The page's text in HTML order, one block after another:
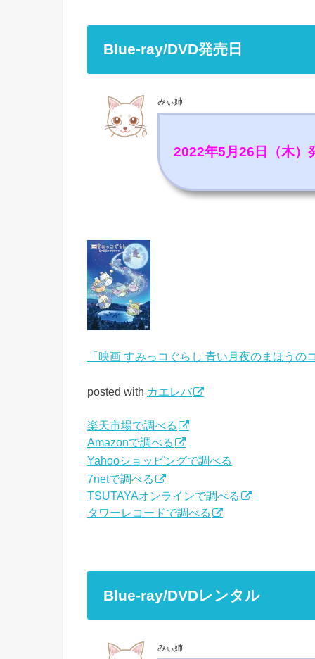
Blue-ray/DVD発売日
みぃ姉
2022年5月26日（木）
「映画 すみっコぐらし 青い月夜のまほうの
posted with カエレバ
楽天市場で調べる
Amazonで調べる
Yahooショッピングで調べる
7netで調べる
TSUTAYAオンラインで調べる
タワーレコードで調べる
Blue-ray/DVDレンタル
みぃ姉